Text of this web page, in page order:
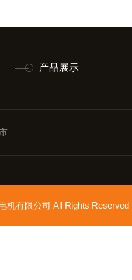
产品展示
机有限公司 All Rights